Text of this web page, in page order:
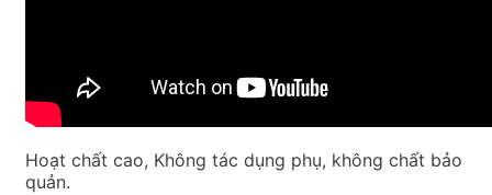
Hoạt chất cao, Không tác dụng phụ, không chất bảo
quản.